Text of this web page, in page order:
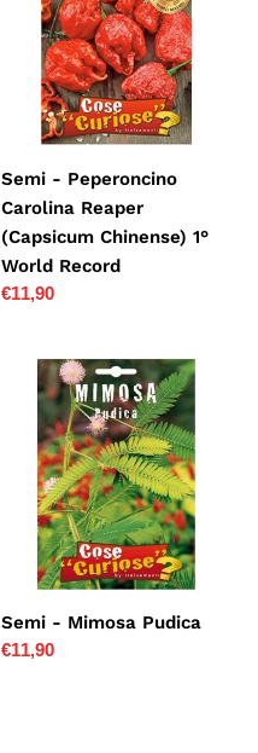
Carolina
Reaper
(Capsicum
Chinense)
Record
Semi - Peperoncino
Carolina Reaper
(Capsicum Chinense) 1°
World Record
Prezzo
€11,90
Semi
Mimosa
Pudica
Semi - Mimosa Pudica
Prezzo
€11,90